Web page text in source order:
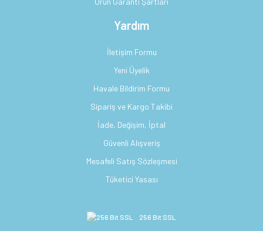
Yardım
İletişim Formu
Yeni Üyelik
Havale Bildirim Formu
Sipariş ve Kargo Takibi
İade, Değişim, İptal
Güvenli Alışveriş
Mesafeli Satış Sözleşmesi
Tüketici Yasası
256 Bit SSL